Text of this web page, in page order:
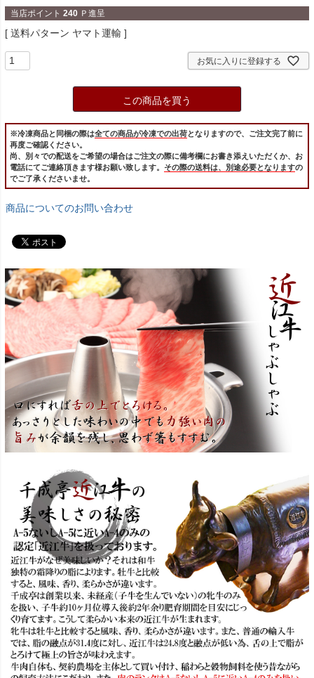
当店ポイント 240 Ｐ進呈
送料パターン ヤマト運輸
お気に入りに登録する
この商品を買う
※冷凍商品と同梱の際は全ての商品が冷凍での出荷となりますので、ご注文完了前に
再度ご確認ください。
尚、別々での配送をご希望の場合はご注文の際に備考欄にお書き添えいただくか、お
電話にてご連絡頂きます様お願い致します。 その際の送料は、別途必要となりますの
でご了承くださいませ。
商品についてのお問い合わせ